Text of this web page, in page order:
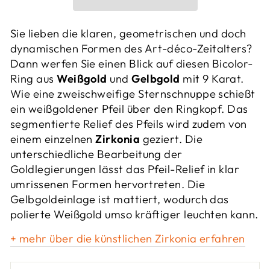
Sie lieben die klaren, geometrischen und doch
dynamischen Formen des Art-déco-Zeitalters?
Dann werfen Sie einen Blick auf diesen Bicolor-
Ring ausWeißgold undGelbgold mit 9 Karat.
Wie eine zweischweifige Sternschnuppe schießt
ein weißgoldener Pfeil über den Ringkopf. Das
segmentierte Relief des Pfeils wird zudem von
einem einzelnenZirkonia geziert. Die
unterschiedliche Bearbeitung der
Goldlegierungen lässt das Pfeil-Relief in klar
umrissenen Formen hervortreten. Die
Gelbgoldeinlage ist mattiert, wodurch das
polierte Weißgold umso kräftiger leuchten kann.
+ mehr über die künstlichen Zirkonia erfahren